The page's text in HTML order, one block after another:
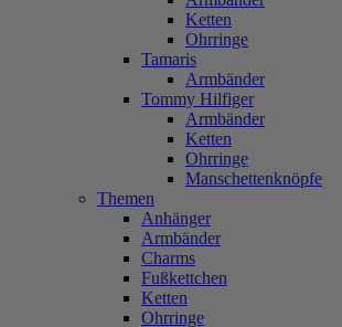
Ketten
Ohrringe
Tamaris
Armbänder
Tommy Hilfiger
Armbänder
Ketten
Ohrringe
Manschettenknöpfe
Themen
Anhänger
Armbänder
Charms
Fußkettchen
Ketten
Ohrringe